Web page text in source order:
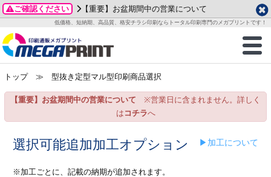
ご確認ください 【重要】お盆期間中の営業について
低価格、短納期、高品質、格安チラシ印刷ならトータル印刷専門のメガプリントです！
商品一覧
グッズ
ステッカー
ックカード印刷
業ツール印刷
ご利用ガイド
お客様へ
いて
方法
/送料について
刷
カード印刷
ックカード名刺
ムカード
データ作成ガイド
成前に
ガイド
加工指示ガイド
テンプレート
ード印刷
名刺印刷
ックカード
ード印刷
一覧
わせ
り
プル請求
2026年 8月
月
火 水 木 金
土
1
3
4 5 6 7
8
15
24
25 26 27
29
トップ≫ 型抜き定型マル型印刷商品選択
【重要】お盆期間中の営業について ※営業日に含まれません。詳しく
は コチラへ
選択可能追加加工オプション ▶加工について
※加工ごとに、記載の納期が追加されます。